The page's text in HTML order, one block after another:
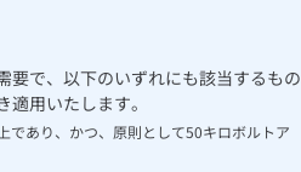
要で、以下のいずれにも該当するもの
用いたします。
であり、かつ、原則として50キロボルトア